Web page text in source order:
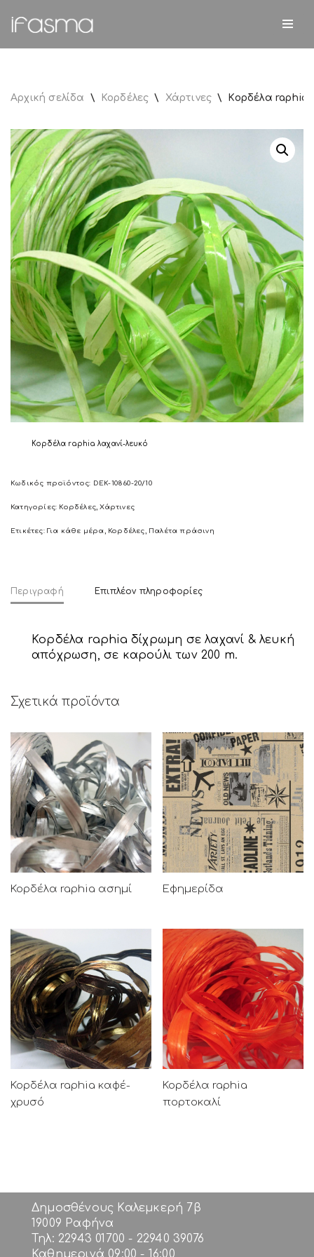
Μεταπηδήστε
στο
Αρχική σελίδα \ Κορδέλες \ Χάρτινες \ Κορδέλα raphia
Κορδέλα raphia λαχανί-λευκό
Κωδικός προϊόντος: DEK-10860-20/10
Κατηγορίες: Κορδέλες ,Χάρτινες
Ετικέτες:Για κάθε μέρα Κορδέλες Παλέτα πράσινη
Περιγραφή Επιπλέον πληροφορίες
Κορδέλα raphia δίχρωμη σε λαχανί & λευκή
απόχρωση, σε καρούλι των 200 m.
Σχετικά προϊόντα
Κορδέλα raphia ασημί Εφημερίδα
Κορδέλα raphia καφέ-
χρυσό
Κορδέλα raphia
πορτοκαλί
Δημοσθένους Καλεμκερή 7β
19009 Ραφήνα
Τηλ: 22943 01700 - 22940 39076
Καθημερινά 09:00 - 16:00